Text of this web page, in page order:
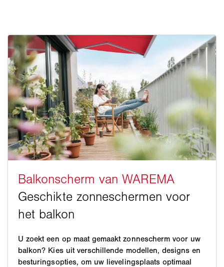
U zoekt een op maat gemaakt zonnescherm voor uw
balkon? Kies uit verschillende modellen, designs en
besturingsopties, om uw lievelingsplaats optimaal